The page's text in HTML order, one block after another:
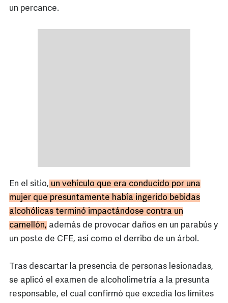
un percance.
En el sitio, un vehículo que era conducido por una
mujer que presuntamente había ingerido bebidas
alcohólicas terminó impactándose contra un
camellón, además de provocar daños en un parabús y
un poste de CFE, así como el derribo de un árbol.
Tras descartar la presencia de personas lesionadas,
se aplicó el examen de alcoholimetría a la presunta
responsable, el cual confirmó que excedía los límites